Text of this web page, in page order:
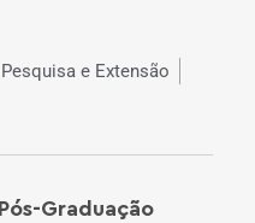
Pesquisa e Extensão
Pós-Graduação